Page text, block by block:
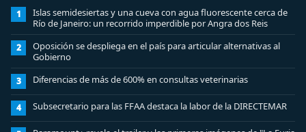
1
Islas semidesiertas y una cueva con agua fluorescente cerca de
Río de Janeiro: un recorrido imperdible por Angra dos Reis
2
Oposición se despliega en el país para articular alternativas al
Gobierno
3 Diferencias de más de 600% en consultas veterinarias
4 Subsecretario para las FFAA destaca la labor de la DIRECTEMAR